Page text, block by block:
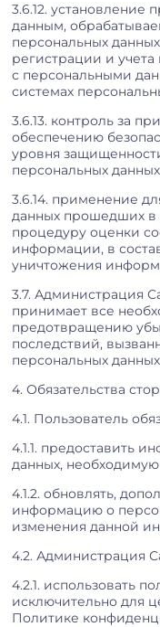
3.6.12. установление
данным,
персональных
регистрации и
с персональными
системах
3.6.13. контроль за
обеспечению
уровня
персональных
3.6.14. применение
данных прошедших в
процедуру оценки
информации, в
уничтожения
3.7. Администрация
принимает все
предотвращению
последствий,
персональных
4. Обязательства
4.1. Пользователь
4.1.1. предоставить
данных,
4.1.2. обновлять,
информацию о
изменения данной
4.2. Администрация
4.2.1. использовать
исключительно для
Политике